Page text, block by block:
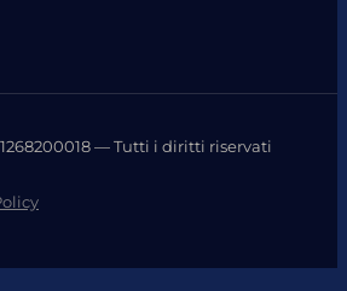
— Tutti i diritti riservati